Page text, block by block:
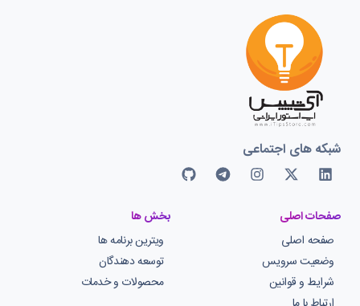
شبکه های اجتماعی
صفحات اصلی
صفحه اصلی
وضعیت سرویس
شرایط و قوانین
بخش ها
ویترین برنامه ها
توسعه دهندگان
محصولات و خدمات